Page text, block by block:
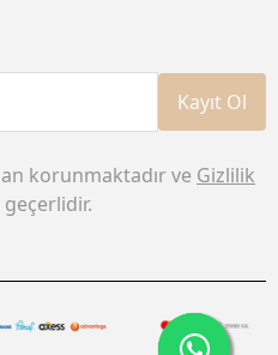
Kayıt Ol
korunmaktadır ve Gizlilik
geçerlidir.